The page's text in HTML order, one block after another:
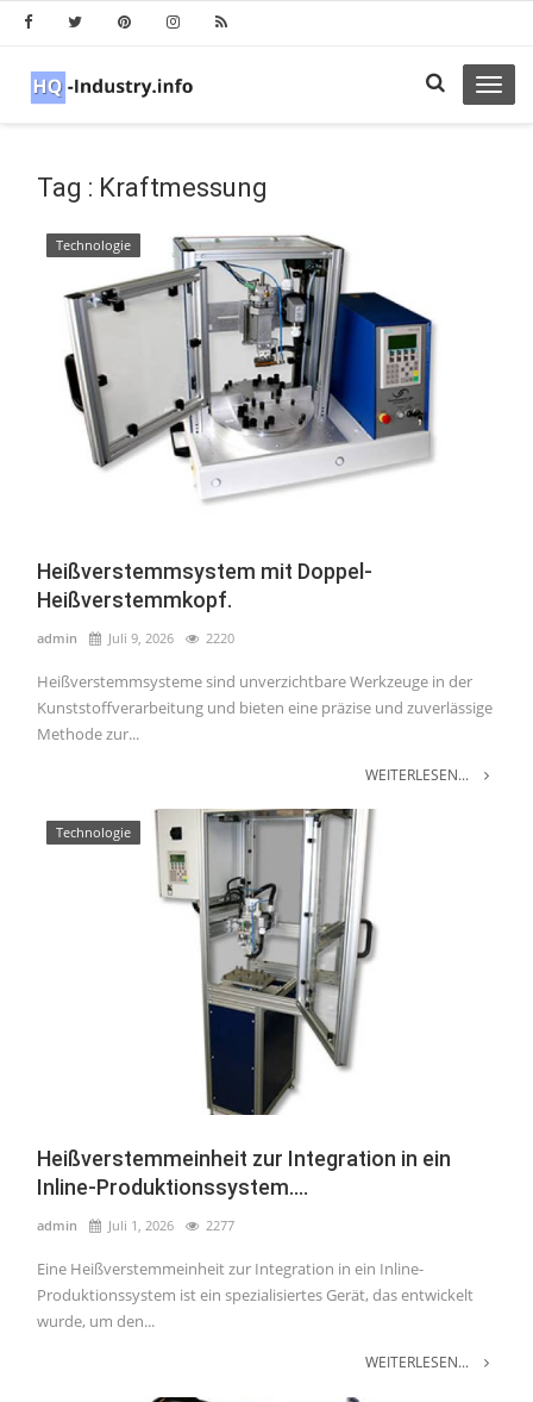
Tag : Kraftmessung
Technologie
Heißverstemmsystem mit Doppel-
Heißverstemmkopf.
admin Juli 9, 2026 2220
Heißverstemmsysteme sind unverzichtbare Werkzeuge in der
Kunststoffverarbeitung und bieten eine präzise und zuverlässige
Methode zur...
WEITERLESEN...
Technologie
Heißverstemmeinheit zur Integration in ein
Inline-Produktionssystem....
admin Juli 1, 2026 2277
Eine Heißverstemmeinheit zur Integration in ein Inline-
Produktionssystem ist ein spezialisiertes Gerät, das entwickelt
wurde, um den...
WEITERLESEN...